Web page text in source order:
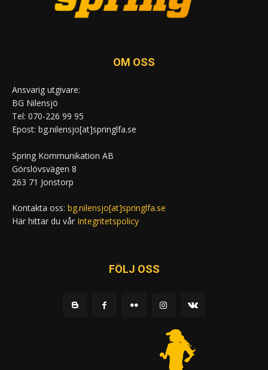
OM OSS
Ansvarig utgivare:
BG Nilensjö
Tel: 070-226 99 95
Epost: bg.nilensjo[at]springlfa.se
Spring Kommunikation AB
Görslövsvägen 8
263 71 Jonstorp
Kontakta oss: bg.nilensjo[at]springlfa.se
Här hittar du vår Integritetspolicy
FÖLJ OSS